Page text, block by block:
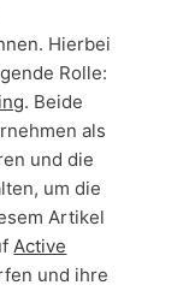
Hierbei
Rolle:
. Beide
als
und die
um die
Artikel
Active
und ihre